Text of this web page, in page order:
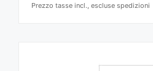
Prezzo tasse incl., escluse spedizioni